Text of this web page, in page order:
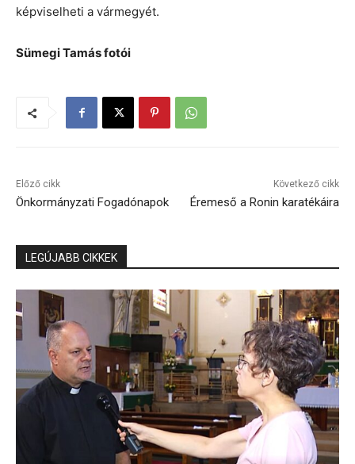
képviselheti a vármegyét.
Sümegi Tamás fotói
Előző cikk
Önkormányzati Fogadónapok
Következő cikk
Éremeső a Ronin karatékáira
LEGÚJABB CIKKEK